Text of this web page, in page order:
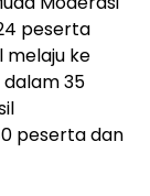
peserta
melaju ke
dalam 35
peserta dan